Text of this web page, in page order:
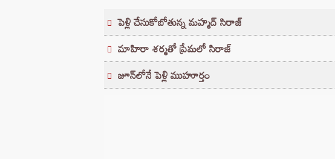
పెళ్లి చేసుకోబోతున్న మహ్మద్ సిరాజ్
మాహిరా శర్మతో ప్రేమలో సిరాజ్
జూన్‌లోనే పెళ్లి ముహూర్తం